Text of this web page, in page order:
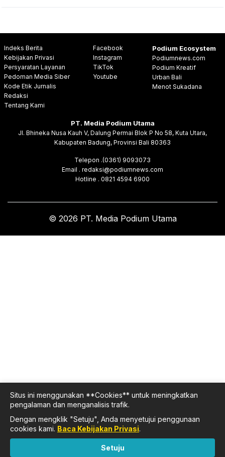
Indeks Berita
Kebijakan Privasi
Persyaratan Layanan
Pedoman Media Siber
Kode Etik Jurnalis
Redaksi
Tentang Kami
Facebook
Instagram
TikTok
Youtube
Podium Ecosystem
Podiumnews.com
Podium Kreatif
Urban Bali
Menot Sukadana
PT. Media Podium Utama
Jl. Bhineka Nusa Kauh V, Dalung Permai Blok P No 58, Kuta Utara,
Kabupaten Badung, Provinsi Bali 80363
Telepon .(0361) 9093073
Email . redaksi@podiumnews.com
Hotline . 0821 4594 6900
© 2026 PT. Media Podium Utama
Situs ini menggunakan **Cookies** untuk meningkatkan
pengalaman dan menganalisis trafik.
Dengan mengklik "Setuju", Anda menyetujui penggunaan
cookies kami. Baca Kebijakan Privasi.
Setuju